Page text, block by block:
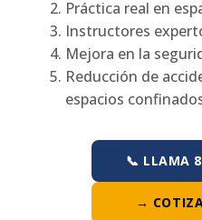
Práctica real en
Instructores
Mejora en la
Reducción de
espacios
📞 LLAMA
→